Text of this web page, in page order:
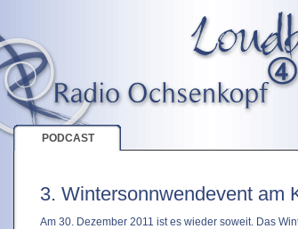
PODCAST
3. Wintersonnwendevent am
Am 30. Dezember 2011 ist es wieder soweit. Das